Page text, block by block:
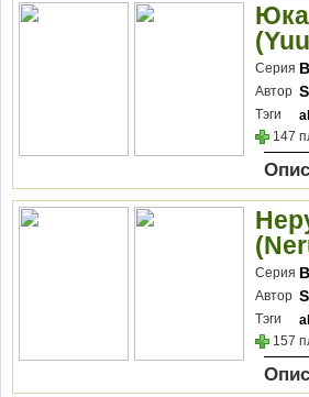
Юка
Серия
Автор
Тэги
147
Серия
Автор
Тэги
157